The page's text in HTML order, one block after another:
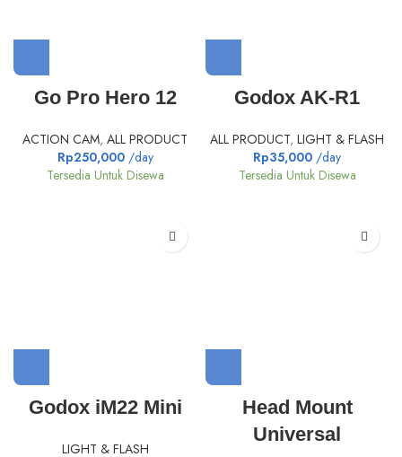
Go Pro Hero 12
ACTION CAM, ALL PRODUCT
Rp250,000/day
Tersedia Untuk Disewa
Godox AK-R1
ALL PRODUCT, LIGHT & FLASH
Rp35,000 /day
Tersedia Untuk Disewa
Godox iM22 Mini
LIGHT & FLASH
Head Mount
Universal